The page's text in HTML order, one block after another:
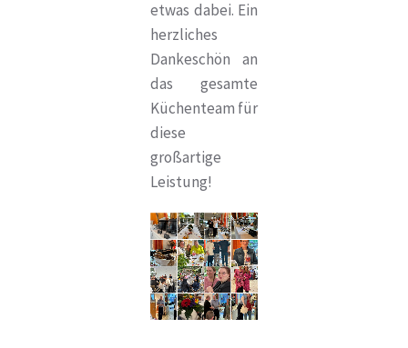
etwas dabei. Ein
herzliches
Dankeschön an
das gesamte
Küchenteam für
diese
großartige
Leistung!